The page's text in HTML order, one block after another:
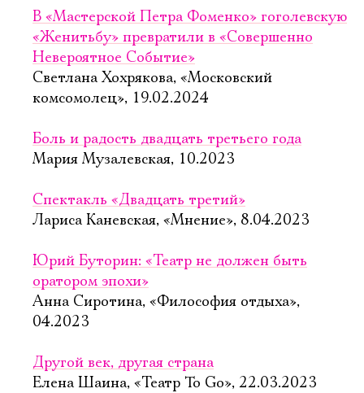
В «Мастерской Петра Фоменко» гоголевскую
«Женитьбу» превратили в «Совершенно
Невероятное Событие»
Светлана Хохрякова, «Московский
комсомолец», 19.02.2024
Боль и радость двадцать третьего года
Мария Музалевская, 10.2023
Спектакль «Двадцать третий»
Лариса Каневская, «Мнение», 8.04.2023
Юрий Буторин: «Театр не должен быть
оратором эпохи»
Анна Сиротина, «Философия отдыха»,
04.2023
Другой век, другая страна
Елена Шаина, «Театр To Go», 22.03.2023